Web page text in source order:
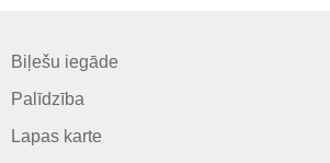
Biļešu iegāde
Palīdzība
Lapas karte